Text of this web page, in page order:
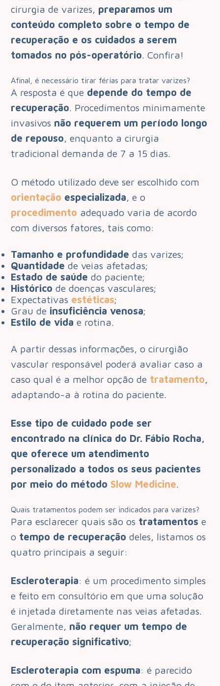
cirurgia de varizes, preparamos um
conteúdo completo sobre o tempo de
recuperação e os cuidados a serem
tomados no pós-operatório. Confira!
Afinal, é necessário tirar férias para tratar varizes?
A resposta é que depende do tempo de
recuperação. Procedimentos minimamente
invasivos não requerem um período longo
de repouso, enquanto a cirurgia
tradicional demanda de 7 a 15 dias.
O método utilizado deve ser escolhido com
orientação especializada, e o
procedimento adequado varia de acordo
com diversos fatores, tais como:
Tamanho e profundidade das varizes;
Quantidadede veias afetadas;
Estado de saúde do paciente;
Histórico de doenças vasculares;
Expectativas estéticas;
Grau de insuficiência venosa;
Estilo de vida e rotina.
A partir dessas informações, o cirurgião
vascular responsável poderá avaliar caso a
caso qual é a melhor opção de tratamento,
adaptando-a à rotina do paciente.
Esse tipo de cuidado pode ser
encontrado na clínica do Dr. Fábio Rocha,
que oferece um atendimento
personalizado a todos os seus pacientes
por meio do método Slow Medicine.
Quais tratamentos podem ser indicados para varizes?
Para esclarecer quais são os tratamentos e
o tempo de recuperação deles, listamos os
quatro principais a seguir:
Escleroterapia: é um procedimento simples
e feito em consultório em que uma solução
é injetada diretamente nas veias afetadas.
Geralmente, não requer um tempo de
recuperação significativo;
Escleroterapia com espuma: é parecido